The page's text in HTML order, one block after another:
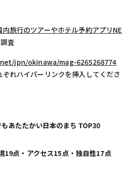
内旅行のツアーやホテル予約アプリNE
査
jpn/okinawa/mag-6265268774
れハイパーリンクを挿入してくださ
あたたかい日本のまち TOP30
19点・アクセス15点・独自性17点